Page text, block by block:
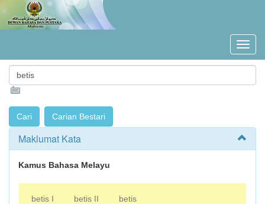
Maklumat Kata
Kamus Bahasa Melayu
betis I betis II betis